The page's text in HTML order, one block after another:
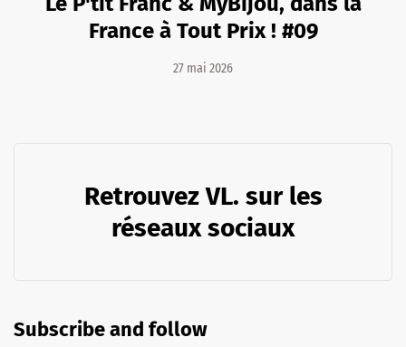
France à Tout Prix ! #09
27 mai 2026
Retrouvez VL. sur les
réseaux sociaux
Subscribe and follow